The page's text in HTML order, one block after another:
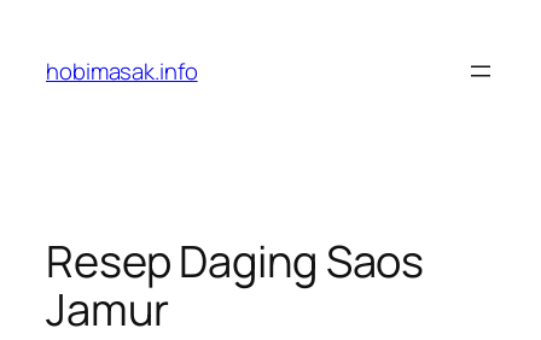
content
hobimasak.info
Resep Daging Saos
Jamur